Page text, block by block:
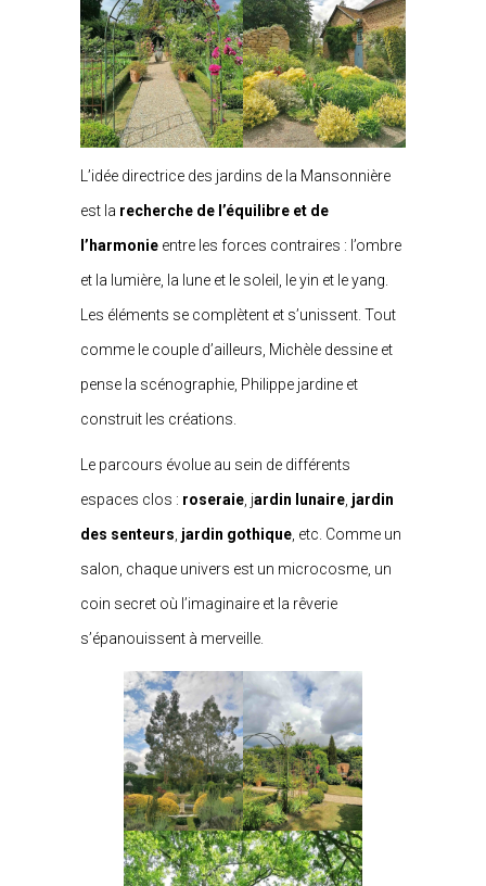
L’idée directrice des jardins de la Mansonnière
est la recherche de l’équilibre et de
l’harmonie entre les forces contraires : l’ombre
et la lumière, la lune et le soleil, le yin et le yang.
Les éléments se complètent et s’unissent. Tout
comme le couple d’ailleurs, Michèle dessine et
pense la scénographie, Philippe jardine et
construit les créations.
Le parcours évolue au sein de différents
espaces clos : roseraie, jardin lunaire, jardin
des senteurs, jardin gothique, etc. Comme un
salon, chaque univers est un microcosme, un
coin secret où l’imaginaire et la rêverie
s’épanouissent à merveille.